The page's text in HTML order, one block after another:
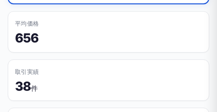
平均価格
656
取引実績
38件